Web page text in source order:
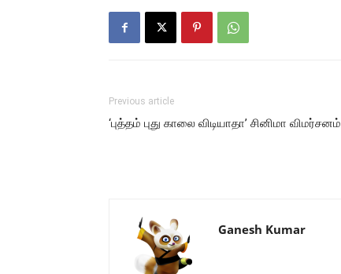
Previous article
‘புத்தம் புது காலை விடியாதா’ சினிமா விமர்சனம்
Ganesh Kumar